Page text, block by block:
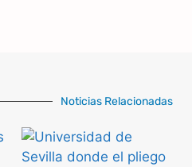
Noticias Relacionadas